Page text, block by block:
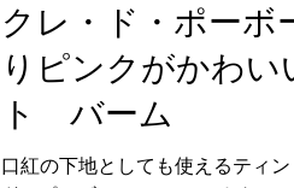
クレ・ド・ポーボ
りピンクがかわ
ト バーム
口紅の下地としても使えるティン